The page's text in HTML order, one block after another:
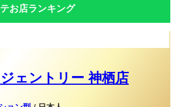
お店ランキング
ェントリー 神栖店